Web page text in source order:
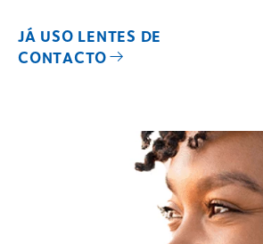
JÁ USO LENTES DE
CONTACTO